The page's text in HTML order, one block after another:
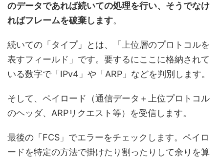
のデータであれば続いての処理を行い、そうでなけ
ればフレームを破棄します。
続いての「タイプ」とは、「上位層のプロトコルを
表すフィールド」です。要するにここに格納されて
いる数字で「IPv4」や「ARP」などを判別します。
そして、ペイロード（通信データ＋上位プロトコル
のヘッダ、ARPリクエスト等）を受信します。
最後の「FCS」でエラーをチェックします。ペイロ
ードを特定の方法で掛けたり割ったりして余りを算